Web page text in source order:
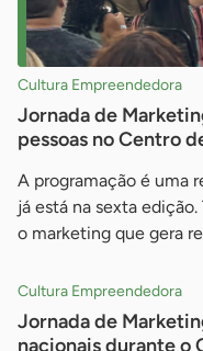
Cultura Empreendedora
Jornada de
pessoas no Centro
A programação é uma
já está na sexta
o marketing que gera
Cultura Empreendedora
Jornada de
nacionais durante o